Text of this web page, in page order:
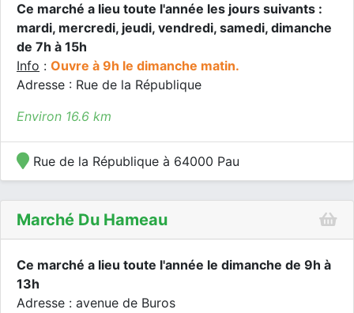
Ce marché a lieu toute l'année les jours suivants :
mardi, mercredi, jeudi, vendredi, samedi, dimanche
de 7h à 15h
Info : Ouvre à 9h le dimanche matin.
Adresse : Rue de la République
Environ 16.6 km
Rue de la République à 64000 Pau
Marché Du Hameau
Ce marché a lieu toute l'année le dimanche de 9h à
13h
Adresse : avenue de Buros